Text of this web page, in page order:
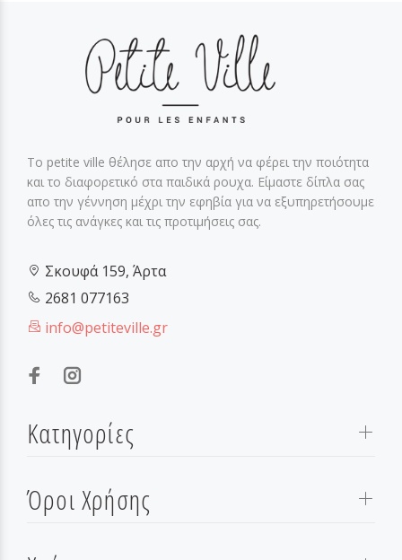
Το petite ville θέλησε απο την αρχή να φέρει την ποιότητα
και το διαφορετικό στα παιδικά ρουχα. Είμαστε δίπλα σας
απο την γέννηση μέχρι την εφηβία για να εξυπηρετήσουμε
όλες τις ανάγκες και τις προτιμήσεις σας.
Σκουφά 159, Άρτα
2681 077163
info@petiteville.gr
Κατηγορίες
Όροι Χρήσης